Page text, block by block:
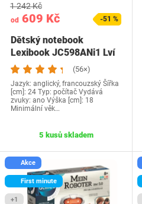
od 609 Kč
1 242 Kč
-51 %
Dětský notebook
Lexibook JC598ANi1 Lví
král
(56×)
Jazyk: anglický, francouzský Šířka
[cm]: 24 Typ: počítač Vydává
zvuky: ano Výška [cm]: 18
Minimální věk…
5 kusů skladem
Akce
First minute
+1